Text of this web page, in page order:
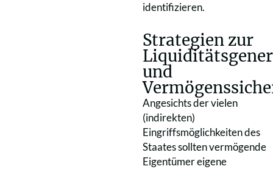
identifizieren.
Strategien zur
und
Angesichts der vielen
(indirekten)
Eingriffsmöglichkeiten des
Staates sollten vermögende
Eigentümer eigene